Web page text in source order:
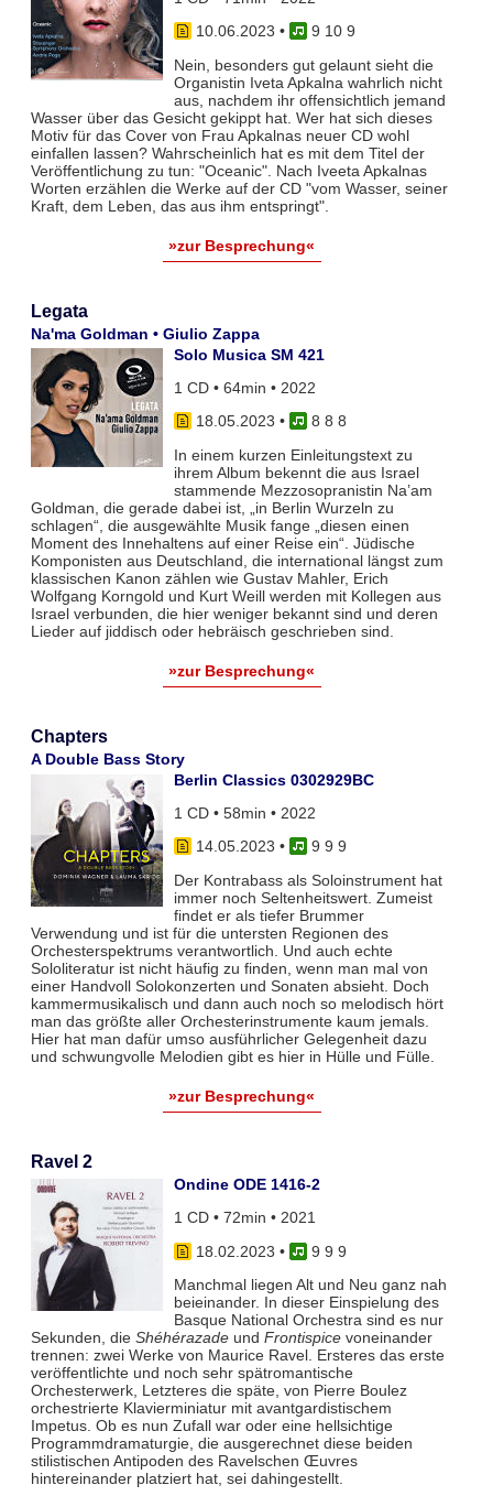
10.06.2023 •
9 10 9
Nein, besonders gut gelaunt sieht die
Organistin Iveta Apkalna wahrlich nicht
aus, nachdem ihr offensichtlich jemand
Wasser über das Gesicht gekippt hat. Wer hat sich dieses
Motiv für das Cover von Frau Apkalnas neuer CD wohl
einfallen lassen? Wahrscheinlich hat es mit dem Titel der
Veröffentlichung zu tun: "Oceanic". Nach Iveeta Apkalnas
Worten erzählen die Werke auf der CD "vom Wasser, seiner
Kraft, dem Leben, das aus ihm entspringt".
»zur Besprechung«
Legata
Na'ma Goldman • Giulio Zappa
Solo Musica SM 421
1 CD • 64min • 2022
18.05.2023 •
8 8 8
In einem kurzen Einleitungstext zu
ihrem Album bekennt die aus Israel
stammende Mezzosopranistin Na’am
Goldman, die gerade dabei ist, „in Berlin Wurzeln zu
schlagen“, die ausgewählte Musik fange „diesen einen
Moment des Innehaltens auf einer Reise ein“. Jüdische
Komponisten aus Deutschland, die international längst zum
klassischen Kanon zählen wie Gustav Mahler, Erich
Wolfgang Korngold und Kurt Weill werden mit Kollegen aus
Israel verbunden, die hier weniger bekannt sind und deren
Lieder auf jiddisch oder hebräisch geschrieben sind.
»zur Besprechung«
Chapters
A Double Bass Story
Berlin Classics 0302929BC
1 CD • 58min • 2022
14.05.2023 •
9 9 9
Der Kontrabass als Soloinstrument hat
immer noch Seltenheitswert. Zumeist
findet er als tiefer Brummer
Verwendung und ist für die untersten Regionen des
Orchesterspektrums verantwortlich. Und auch echte
Sololiteratur ist nicht häufig zu finden, wenn man mal von
einer Handvoll Solokonzerten und Sonaten absieht. Doch
kammermusikalisch und dann auch noch so melodisch hört
man das größte aller Orchesterinstrumente kaum jemals.
Hier hat man dafür umso ausführlicher Gelegenheit dazu
und schwungvolle Melodien gibt es hier in Hülle und Fülle.
»zur Besprechung«
Ravel 2
Ondine ODE 1416-2
1 CD • 72min • 2021
18.02.2023 •
9 9 9
Manchmal liegen Alt und Neu ganz nah
beieinander. In dieser Einspielung des
Basque National Orchestra sind es nur
Sekunden, die Shéhérazadeund Frontispicevoneinander
trennen: zwei Werke von Maurice Ravel. Ersteres das erste
veröffentlichte und noch sehr spätromantische
Orchesterwerk, Letzteres die späte, von Pierre Boulez
orchestrierte Klavierminiatur mit avantgardistischem
Impetus. Ob es nun Zufall war oder eine hellsichtige
Programmdramaturgie, die ausgerechnet diese beiden
stilistischen Antipoden des Ravelschen Œuvres
hintereinander platziert hat, sei dahingestellt.